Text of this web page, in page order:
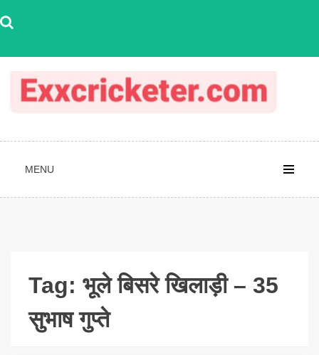
to
MENU
Tag: भूले बिसरे खिलाड़ी – 35
सुभाष गुप्ते